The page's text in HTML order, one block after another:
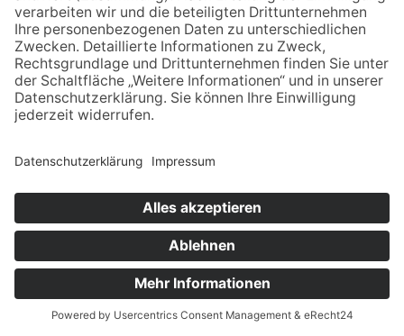
KLAUS
KOSSAK
0151 654 101 15
klaus-kossak@posteo.de
Impressum
Datenschutz